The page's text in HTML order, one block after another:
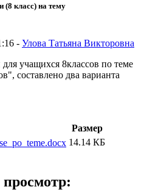
(8 класс) на тему
- Улова Татьяна Викторовна
учащихся 8классов по теме
составлено два варианта
Размер
14.14 КБ